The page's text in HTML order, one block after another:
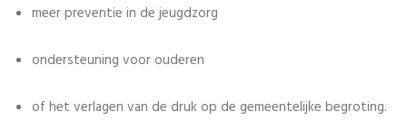
meer preventie in de jeugdzorg
ondersteuning voor ouderen
of het verlagen van de druk op de gemeentelijke begroting.